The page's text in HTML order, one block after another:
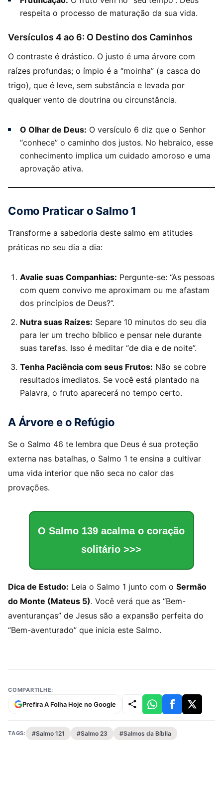
respeita o processo de maturação da sua vida.
Versículos 4 ao 6: O Destino dos Caminhos
O contraste é drástico. O justo é uma árvore com
raízes profundas; o ímpio é a “moinha” (a casca do
trigo), que é leve, sem substância e levada por
qualquer vento de doutrina ou circunstância.
O Olhar de Deus: O versículo 6 diz que o Senhor
“conhece” o caminho dos justos. No hebraico, esse
conhecimento implica um cuidado amoroso e uma
aprovação ativa.
Como Praticar o Salmo 1
Transforme a sabedoria deste salmo em atitudes
práticas no seu dia a dia:
Avalie suas Companhias: Pergunte-se: “As pessoas
com quem convivo me aproximam ou me afastam
dos princípios de Deus?”.
Nutra suas Raízes: Separe 10 minutos do seu dia
para ler um trecho bíblico e pensar nele durante
suas tarefas. Isso é meditar “de dia e de noite”.
Tenha Paciência com seus Frutos: Não se cobre
resultados imediatos. Se você está plantado na
Palavra, o fruto aparecerá no tempo certo.
A Árvore e o Refúgio
Se o Salmo 46 te lembra que Deus é sua proteção
externa nas batalhas, o Salmo 1 te ensina a cultivar
uma vida interior que não seca no calor das
provações.
O Salmo 139 acalma o coração
solitário >>>
Dica de Estudo: Leia o Salmo 1 junto com o Sermão
do Monte (Mateus 5). Você verá que as “Bem-
aventuranças” de Jesus são a expansão perfeita do
“Bem-aventurado” que inicia este Salmo.
COMPARTILHE:
Prefira A Folha Hoje no Google
TAGS: #Salmo 121 #Salmo 23 #Salmos da Bíblia